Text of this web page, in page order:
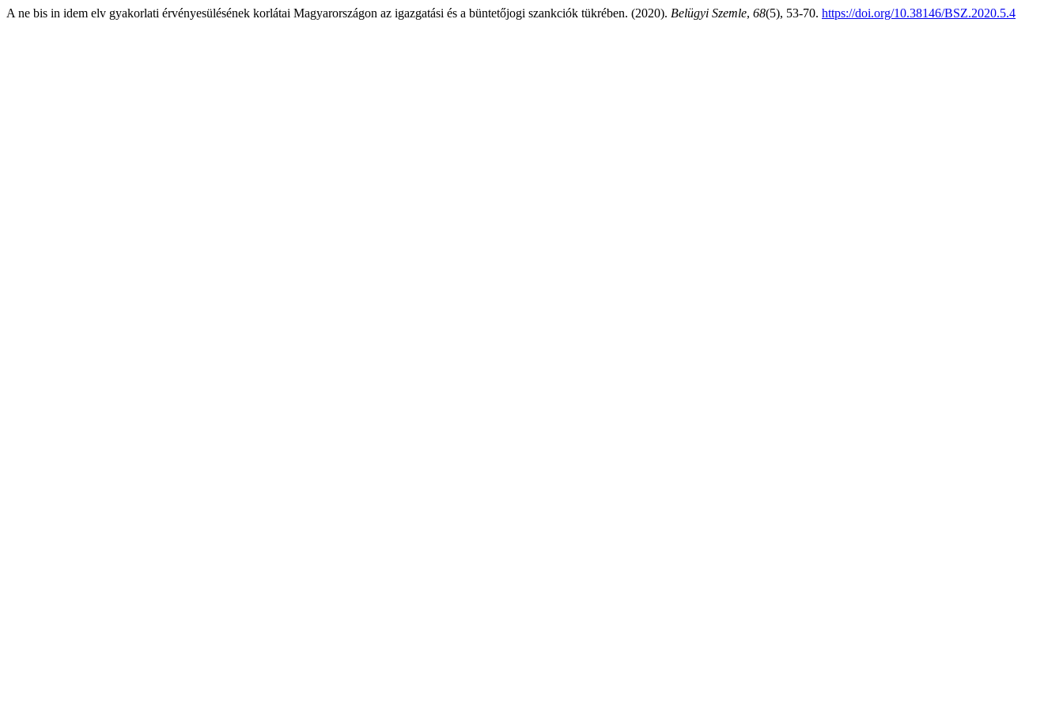
A ne bis in idem elv gyakorlati érvényesülésének korlátai Magyarországon az igazgatási és a büntetőjogi szankciók tükrében. (2020). Belügyi Szemle, 68(5), 53-70. https://doi.org/10.38146/BSZ.2020.5.4